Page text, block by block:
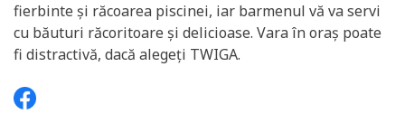
fierbinte și răcoarea piscinei, iar barmenul vă va servi
cu băuturi răcoritoare și delicioase. Vara în oraș poate
fi distractivă, dacă alegeți TWIGA.